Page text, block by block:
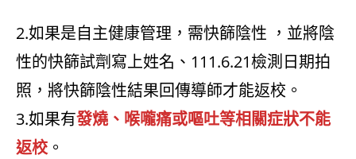
2.如果是自主健康管理，需快篩陰性 ，並將陰
性的快篩試劑寫上姓名、111.6.21檢測日期拍
照，將快篩陰性結果回傳導師才能返校。
3.如果有發燒、喉嚨痛或嘔吐等相關症狀不能
返校。